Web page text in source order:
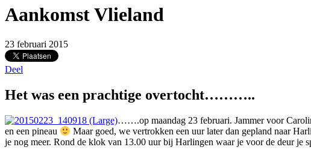
Aankomst Vlieland
23 februari 2015
Deel
Het was een prachtige overtocht………..
…….op maandag 23 februari. Jammer voor
en een pineau
Maar goed, we vertrokken een uur later dan gepland naar
je nog meer. Rond de klok van 13.00 uur bij Harlingen waar je voor de deur je